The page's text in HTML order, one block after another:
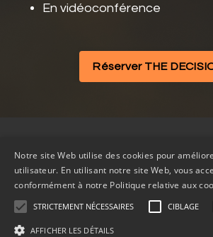
En vidéoconférence
Réserver THE
Cookies et Politique de
Notre site Web utilise des cookies pour
utilisateur. En utilisant notre site Web, vous
conformément à notre Politique relative aux
STRICTEMENT NÉCESSAIRES CIBLAGE
AFFICHER LES DÉTAILS